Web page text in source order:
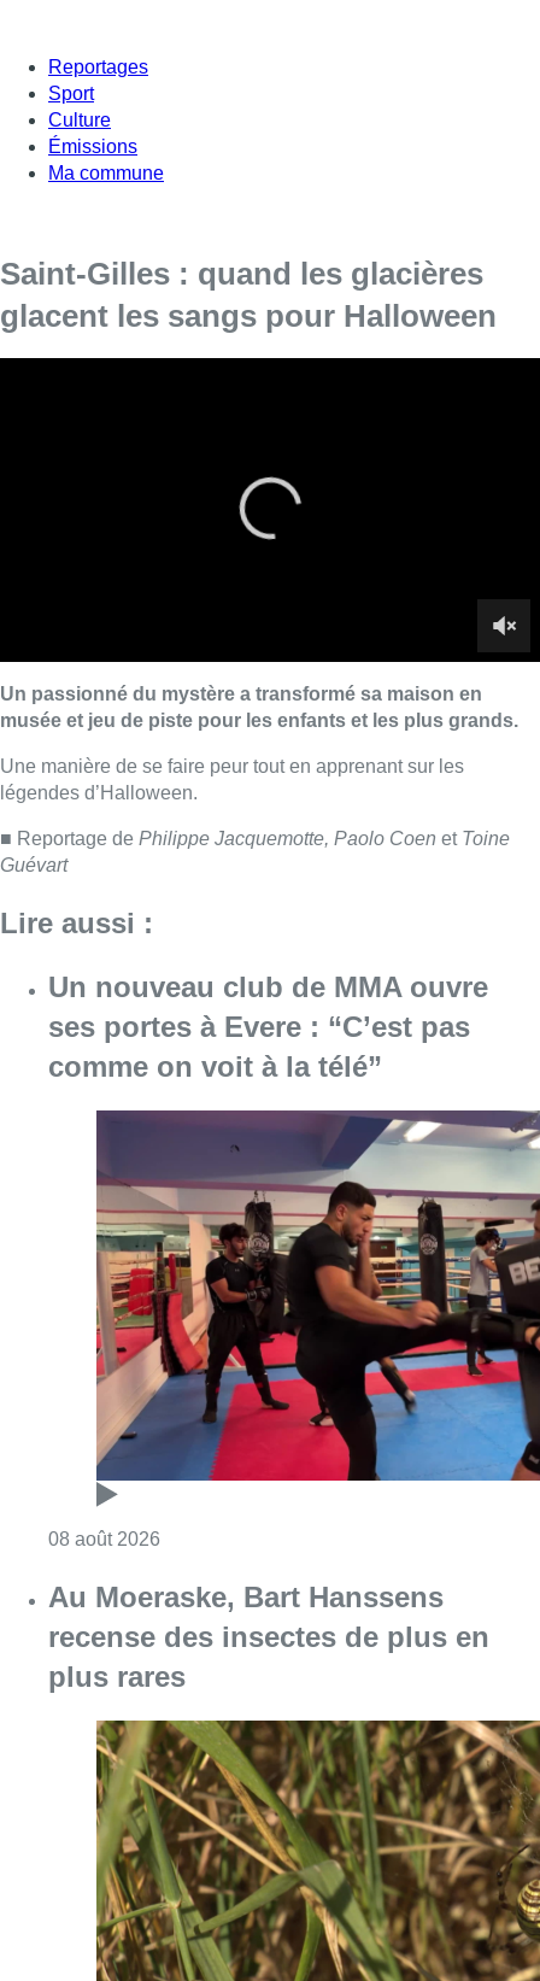
Reportages
Sport
Culture
Émissions
Ma commune
Saint-Gilles : quand les glacières
glacent les sangs pour Halloween
Philippe Jacquemotte, Paolo Coen
Un nouveau club de MMA ouvre
ses portes à Evere : “C’est pas
08 août 2026Consulter l'article "Un nouveau club de
Au Moeraske, Bart Hanssens
recense des insectes de plus en
plus rares
08 août 2026Consulter l'article "Au Moeraske, Bart
Marathon de contrôles de vitesse
ce week-end: “Une moto a été
flashée à 121 km/h sur l’avenue de